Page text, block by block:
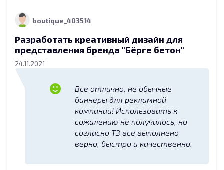
boutique_403514
Разработать креативный дизайн для
представления бренда "Бёрге бетон"
24.11.2021
Все отлично, не обычные
баннеры для рекламной
компании! Использовать к
сожалению не получилось, но
согласно ТЗ все выполнено
верно, быстро и качественно.